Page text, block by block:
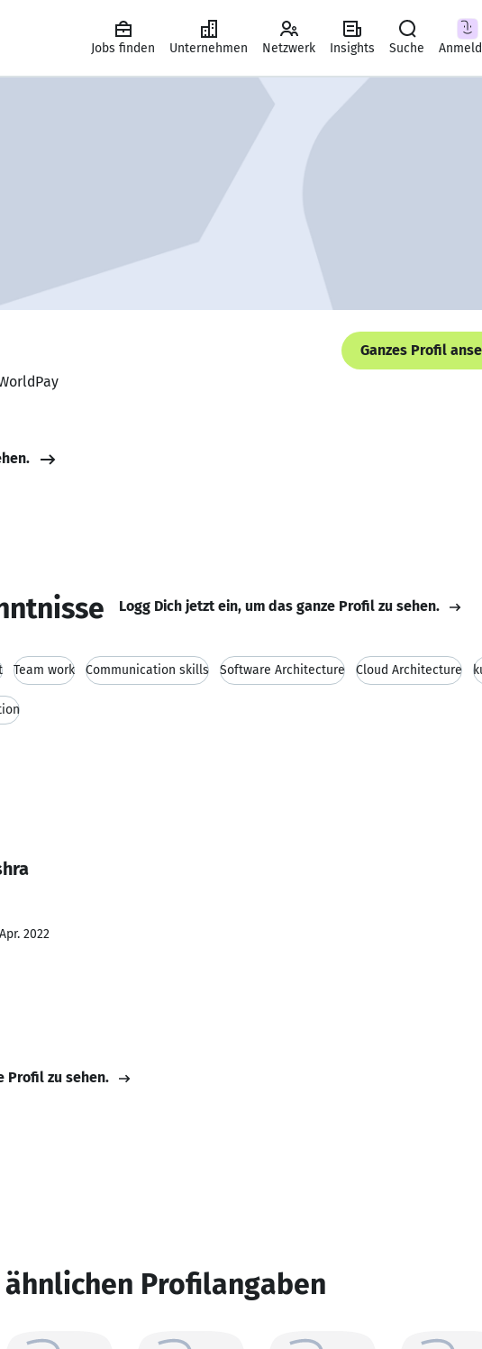
Jobs finden Unternehmen Netzwerk Insights Suche
Ganzes Profil
Logg Dich jetzt ein, um das ganze Profil zu sehen.
Team work Communication skills Software Architecture Cloud Architecture
2022
Profil zu sehen.
Profilangaben